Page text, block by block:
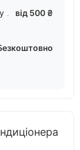
від 500 ₴